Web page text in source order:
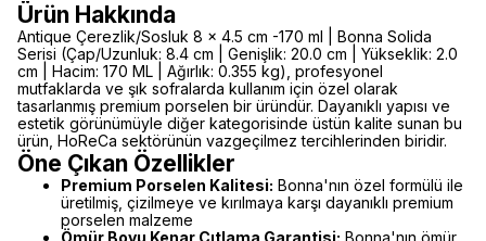
Ürün Hakkında
Antique Çerezlik/Sosluk 8 x 4.5 cm -170 ml | Bonna Solida
Serisi (Çap/Uzunluk: 8.4 cm | Genişlik: 20.0 cm | Yükseklik: 2.0
cm | Hacim: 170 ML | Ağırlık: 0.355 kg), profesyonel
mutfaklarda ve şık sofralarda kullanım için özel olarak
tasarlanmış premium porselen bir üründür. Dayanıklı yapısı ve
estetik görünümüyle diğer kategorisinde üstün kalite sunan bu
ürün, HoReCa sektörünün vazgeçilmez tercihlerinden biridir.
Öne Çıkan Özellikler
Premium Porselen Kalitesi: Bonna'nın özel formülü ile
üretilmiş, çizilmeye ve kırılmaya karşı dayanıklı premium
porselen malzeme
Ömür Boyu Kenar Çıtlama Garantisi: Bonna'nın ömür